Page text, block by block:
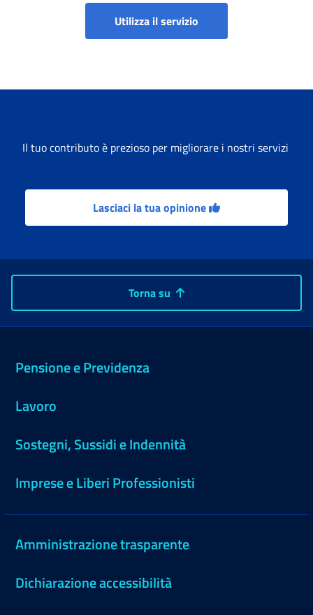
Utilizza il servizio
Il tuo contributo è prezioso per migliorare i nostri servizi
Lasciaci la tua opinione
Torna su
Pensione e Previdenza
Lavoro
Sostegni, Sussidi e Indennità
Imprese e Liberi Professionisti
Amministrazione trasparente
Dichiarazione accessibilità